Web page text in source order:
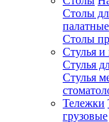
Столы
палатные
Столы
Стулья и
Стулья
Стулья
Тележки
грузовые